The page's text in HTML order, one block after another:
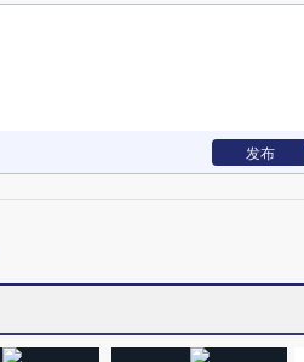
发布